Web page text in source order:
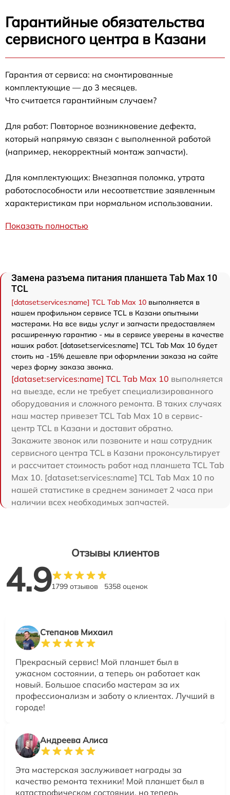
Гарантийные обязательства
сервисного центра в Казани
Гарантия от сервиса: на смонтированные
комплектующие — до 3 месяцев.
Что считается гарантийным случаем?
Для работ: Повторное возникновение дефекта,
который напрямую связан с выполненной работой
(например, некорректный монтаж запчасти).
Для комплектующих: Внезапная поломка, утрата
работоспособности или несоответствие заявленным
характеристикам при нормальном использовании.
Показать полностью
Замена разъема питания планшета Tab Max 10
TCL
[dataset:services:name] TCL Tab Max 10 выполняется в
нашем профильном сервисе TCL в Казани опытными
мастерами. На все виды услуг и запчасти предоставляем
расширенную гарантию - мы в сервисе уверены в качестве
наших работ. [dataset:services:name] TCL Tab Max 10 будет
стоить на -15% дешевле при оформлении заказа на сайте
через форму заказа звонка.
[dataset:services:name] TCL Tab Max 10 выполняется
на выезде, если не требует специализированного
оборудования и сложного ремонта. В таких случаях
наш мастер привезет TCL Tab Max 10 в сервис-
центр TCL в Казани и доставит обратно.
Закажите звонок или позвоните и наш сотрудник
сервисного центра TCL в Казани проконсультирует
и рассчитает стоимость работ над планшета TCL Tab
Max 10. [dataset:services:name] TCL Tab Max 10 по
нашей статистике в среднем занимает 2 часа при
наличии всех необходимых запчастей.
Отзывы клиентов
4.91799 отзывов 5358 оценок
Степанов Михаил
Прекрасный сервис! Мой планшет был в
ужасном состоянии, а теперь он работает как
новый. Большое спасибо мастерам за их
профессионализм и заботу о клиентах. Лучший в
городе!
Андреева Алиса
Эта мастерская заслуживает награды за
качество ремонта техники! Мой планшет был в
катастрофическом состоянии, но теперь